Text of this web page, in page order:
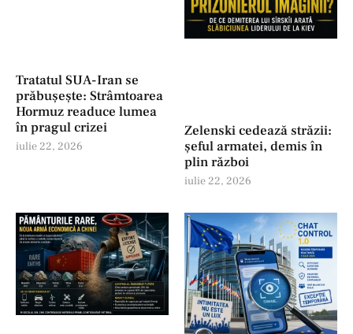
Tratatul SUA-Iran se
prăbușește: Strâmtoarea
Hormuz readuce lumea
în pragul crizei
iulie 22, 2026
Zelenski cedează străzii:
șeful armatei, demis în
plin război
iulie 22, 2026